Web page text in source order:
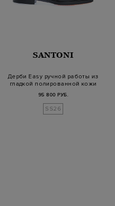
SANTONI
Дерби Easy ручной работы из
гладкой полированной кожи
95 800 РУБ.
SS26